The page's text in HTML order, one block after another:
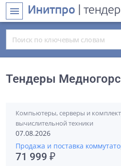
menu Инитпро |
Тендеры
Компьютеры, серверы и
вычислительной техники
07.08.2026
Продажа и поставка
71 999 ₽